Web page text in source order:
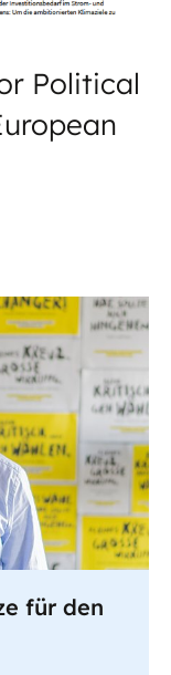
Political
für den